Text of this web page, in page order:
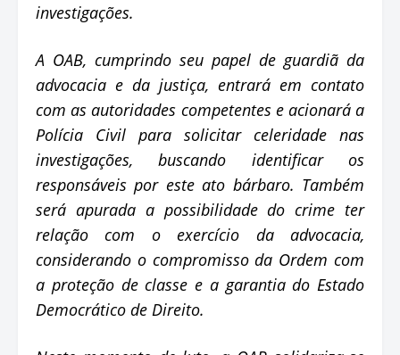
investigações.
A OAB, cumprindo seu papel de guardiã da
advocacia e da justiça, entrará em contato
com as autoridades competentes e acionará a
Polícia Civil para solicitar celeridade nas
investigações, buscando identificar os
responsáveis por este ato bárbaro. Também
será apurada a possibilidade do crime ter
relação com o exercício da advocacia,
considerando o compromisso da Ordem com
a proteção de classe e a garantia do Estado
Democrático de Direito.